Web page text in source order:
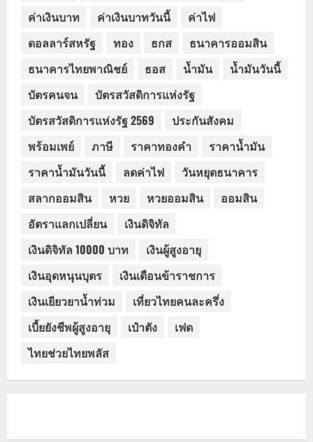
ค่าเงินบาท
ค่าเงินบาทวันนี้
ค่าไฟ
ดอลลาร์สหรัฐ
ทอง ธกส
ธนาคารออมสิน
ธนาคารไทยพาณิชย์
ธอส น้ำมัน
น้ำมันวันนี้
บัตรคนจน
บัตรสวัสดิการแห่งรัฐ
บัตรสวัสดิการแห่งรัฐ 2569
ประกันสังคม
พร้อมเพย์
ภาษี ราคาทองคำ
ราคาน้ำมัน
ราคาน้ำมันวันนี้
ลดค่าไฟ
วันหยุดธนาคาร
สลากออมสิน
หวย หวยออมสิน
ออมสิน
อัตราแลกเปลี่ยน
เงินดิจิทัล
เงินดิจิทัล 10000 บาท
เงินผู้สูงอายุ
เงินอุดหนุนบุตร
เงินเดือนข้าราชการ
เงินเยียวยาน้ำท่วม
เที่ยวไทยคนละครึ่ง
เบี้ยยังชีพผู้สูงอายุ
เป๋าตัง
เฟด
ไทยช่วยไทยพลัส